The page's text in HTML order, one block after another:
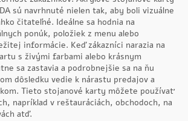
sú navrhnuté nielen tak, aby boli vizuálne
čitateľné. Ideálne sa hodnia na
ponúk, položiek z menu alebo
informácie. Keď zákazníci narazia na
s živými farbami alebo krásnym
sa zastavia a podrobnejšie sa na ňu
dôsledku vedie k nárastu predajov a
Tieto stojanové karty môžete používať
napríklad v reštauráciách, obchodoch, na
atď.